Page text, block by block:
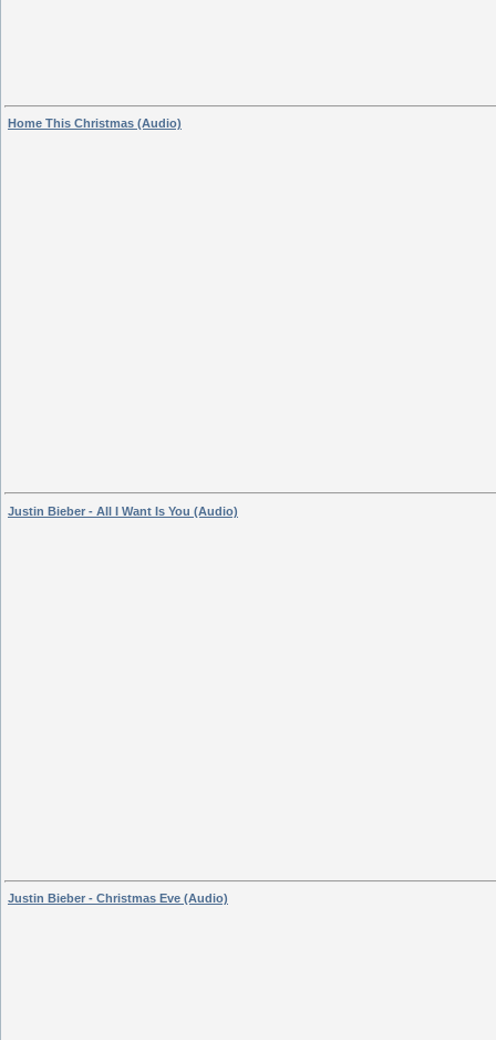
Home This Christmas (Audio)
Justin Bieber - All I Want Is You (Audio)
Justin Bieber - Christmas Eve (Audio)